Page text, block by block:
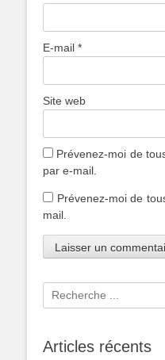
E-mail *
Site web
Prévenez-moi de
par e-mail.
Prévenez-moi de
mail.
Rechercher :
Articles récents